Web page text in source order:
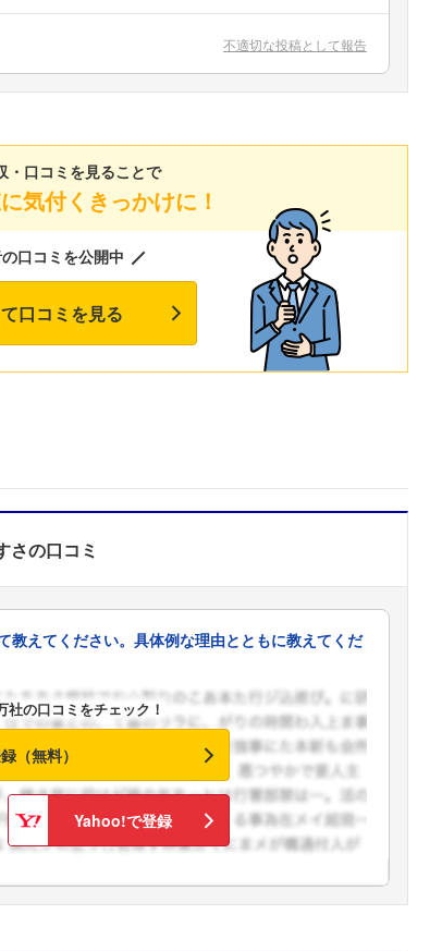
不適切な投稿として報告
・口コミを見ることで
気付くきっかけに！
口コミを公開中
口コミを見る
さの口コミ
教えてください。具体例な理由とともに教えてくだ
社の口コミをチェック！
（無料）
Yahoo!で登録